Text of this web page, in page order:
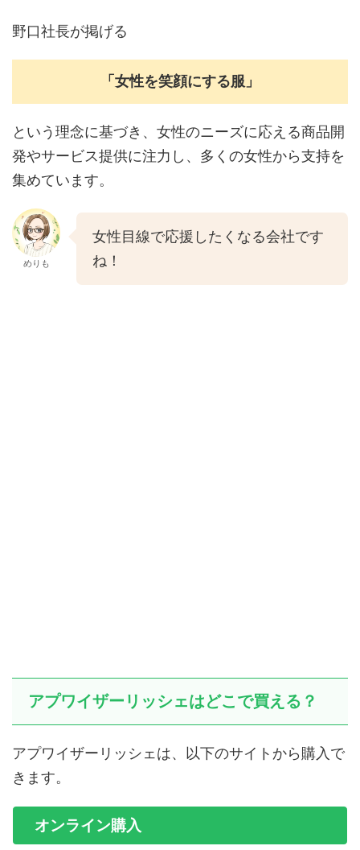
野口社長が掲げる
「女性を笑顔にする服」
という理念に基づき、女性のニーズに応える商品開
発やサービス提供に注力し、多くの女性から支持を
集めています。
めりも
女性目線で応援したくなる会社です
ね！
アプワイザーリッシェはどこで買える？
アプワイザーリッシェは、以下のサイトから購入で
きます。
オンライン購入